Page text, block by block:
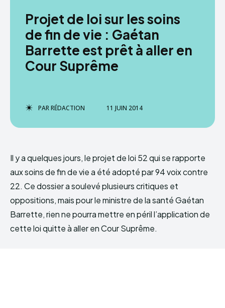
Projet de loi sur les soins
de fin de vie : Gaétan
Barrette est prêt à aller en
Cour Suprême
PARRÉDACTION 11 JUIN 2014
Il y a quelques jours, le projet de loi 52 qui se rapporte
aux soins de fin de vie a été adopté par 94 voix contre
22. Ce dossier a soulevé plusieurs critiques et
oppositions, mais pour le ministre de la santé Gaétan
Barrette, rien ne pourra mettre en péril l’application de
cette loi quitte à aller en Cour Suprême.